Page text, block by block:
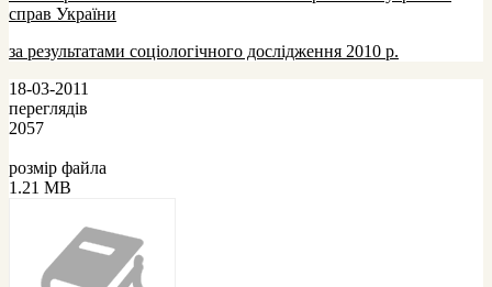
справ України
за результатами соціологічного дослідження 2010 р.
18-03-2011
переглядів
2057
розмір файла
1.21 MB